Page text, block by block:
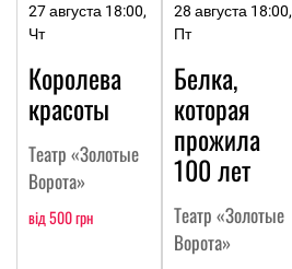
27 августа 18:00,
Чт
Королева
красоты
Театр «Золотые
Ворота»
від 500 грн
28 августа 18:00,
Пт
Белка,
которая
прожила
100 лет
Театр «Золотые
Ворота»